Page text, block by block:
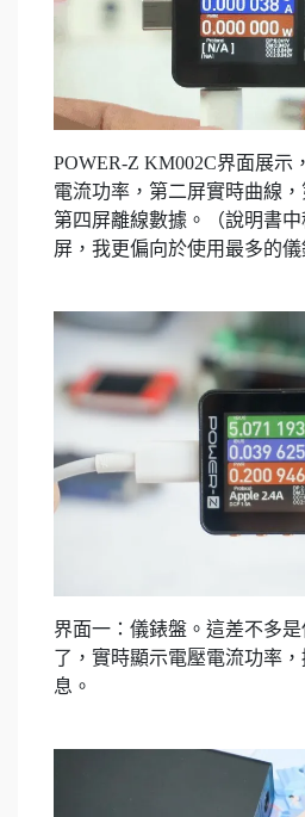
POWER-Z KM002C界面展示
電流功率，第二屏實時曲線，
第四屏離線數據。（說明書
屏，我更偏向於使用最多的儀
界面一：儀錶盤。這差不多
了，實時顯示電壓電流功率
息。